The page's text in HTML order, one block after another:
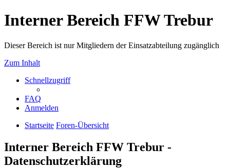
Interner Bereich FFW Trebur
Dieser Bereich ist nur Mitgliedern der Einsatzabteilung zugänglich
Zum Inhalt
Schnellzugriff
FAQ
Anmelden
Startseite Foren-Übersicht
Interner Bereich FFW Trebur -
Datenschutzerklärung